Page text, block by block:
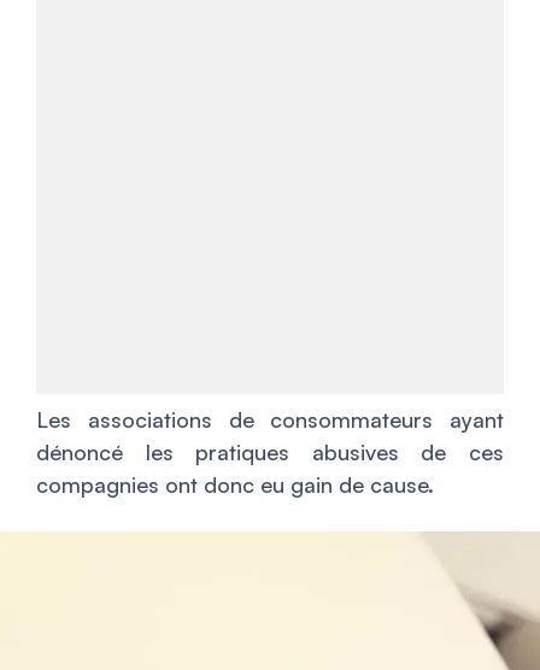
Les associations de consommateurs ayant
dénoncé les pratiques abusives de ces
compagnies ont donc eu gain de cause.